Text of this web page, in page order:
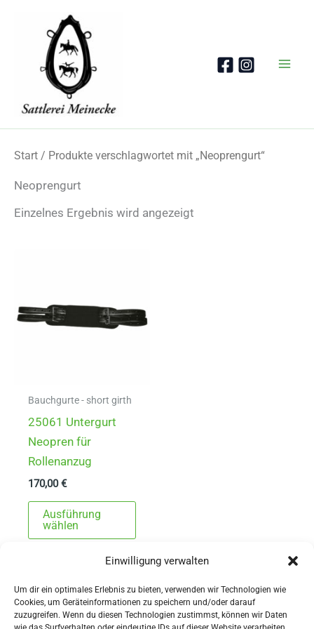
Einwilligung verwalten
Um dir ein optimales Erlebnis zu bieten, verwenden wir Technologien wie
Cookies, um Geräteinformationen zu speichern und/oder darauf
zuzugreifen. Wenn du diesen Technologien zustimmst, können wir Daten
Start / Produkte verschlagwortet mit „Neoprengurt“
Neoprengurt
Einzelnes Ergebnis wird angezeigt
Bauchgurte - short girth
25061 Untergurt
Neopren für
Rollenanzug
170,00€
Ausführung
wählen
Dieses
mehrere
Varianten
auf.
Die